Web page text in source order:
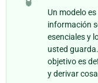
Un modelo
información
esenciales y
usted
objetivo es
y derivar